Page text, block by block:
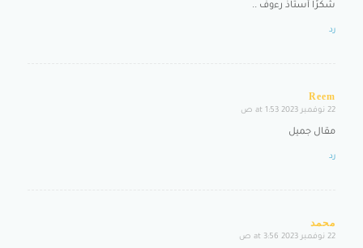
شكرًا أستاذ رءوف ..
رد
Reem
says:
22 نوفمبر 2023 at 1:53 ص
مقال جميل
رد
محمد
says:
22 نوفمبر 2023 at 3:56 ص